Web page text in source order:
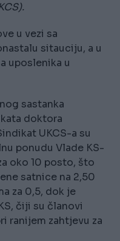
u vezi sa
sitauciju, a u
uposlenika u
sastanka
doktora
UKCS-a su
ponudu Vlade KS-
oko 10 posto, što
satnice na 2,50
za 0,5, dok je
čiji su članovi
ranijem zahtjevu za